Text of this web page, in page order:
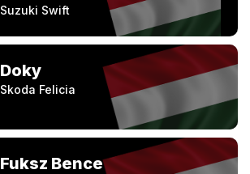
Suzuki Swift
Doky
Skoda Felicia
Fuksz Bence